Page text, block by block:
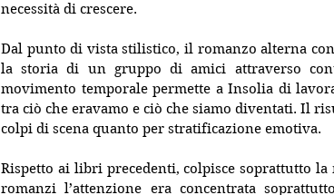
necessità di crescere.
Dal punto di vista stilistico, il romanzo alterna
la storia di un gruppo di amici attraverso
movimento temporale permette a Insolia di
tra ciò che eravamo e ciò che siamo diventati. Il
colpi di scena quanto per stratificazione emotiva.
Rispetto ai libri precedenti, colpisce soprattutto
romanzi l’attenzione era concentrata